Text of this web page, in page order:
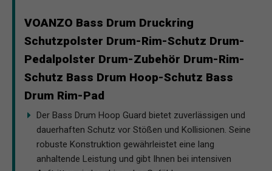
VOANZO Bass Drum Druckring
Schutzpolster Drum-Rim-Schutz Drum-
Pedalpolster Drum-Zubehör Drum-Rim-
Schutz Bass Drum Hoop-Schutz Bass
Drum Rim-Pad
Der Bass Drum Hoop Guard bietet zuverlässigen und
dauerhaften Schutz vor Stößen und Kollisionen. Seine
robuste Konstruktion gewährleistet eine lang
anhaltende Leistung und gibt Ihnen bei intensiven